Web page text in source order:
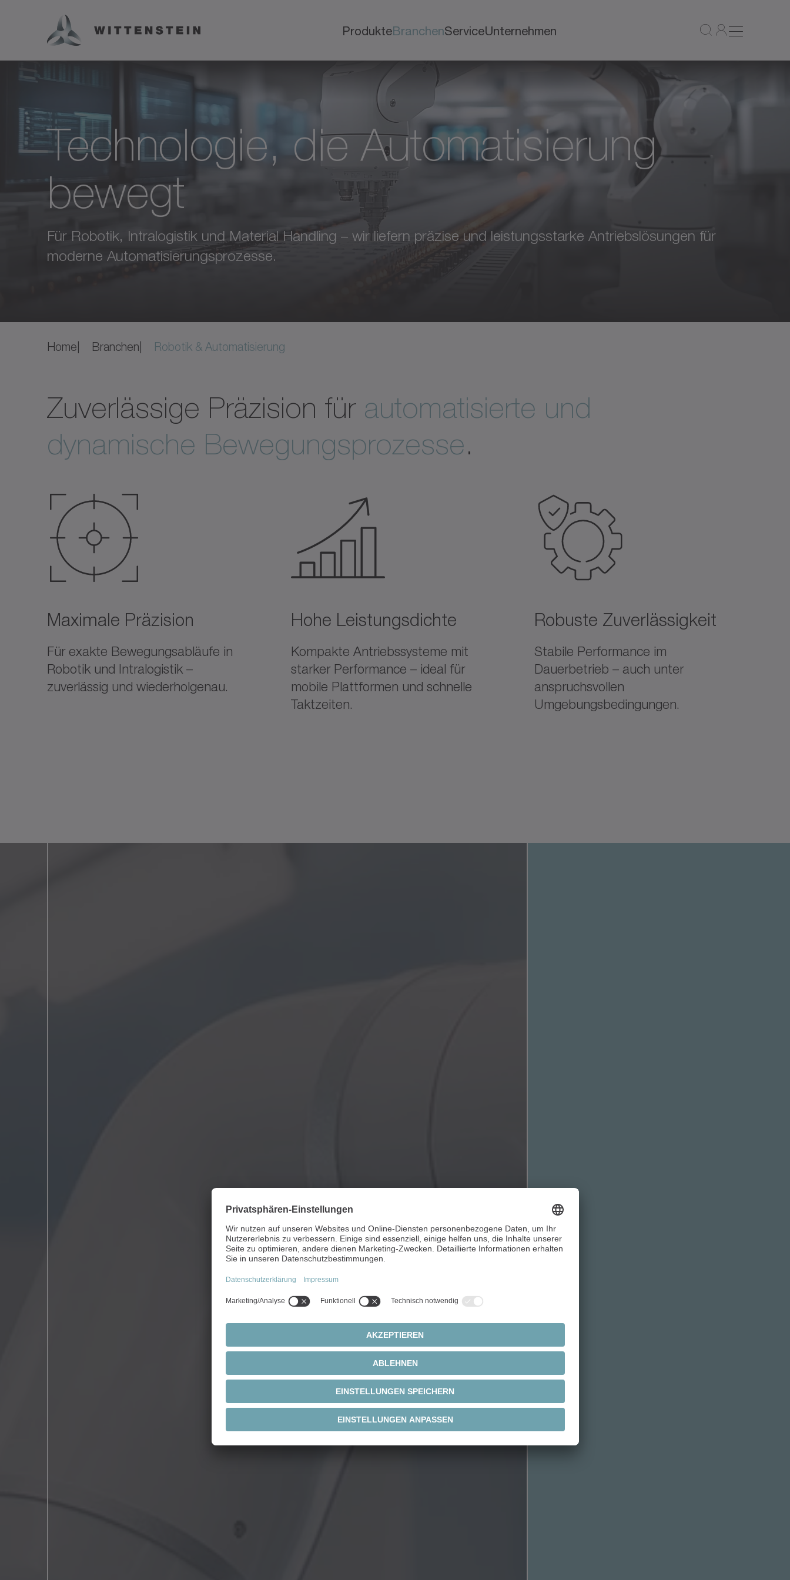
ProdukteBranchenServiceUnternehmen
Technologie, die Automatisierung
bewegt
Für Robotik, Intralogistik und Material Handling – wir liefern präzise und leistungsstarke Antriebslösungen für
moderne Automatisierungsprozesse.
Home Branchen Robotik & Automatisierung
Zuverlässige Präzision für automatisierte und
dynamische Bewegungsprozesse.
Maximale Präzision
Für exakte Bewegungsabläufe in
Robotik und Intralogistik –
zuverlässig und wiederholgenau.
Hohe Leistungsdichte
Kompakte Antriebssysteme mit
starker Performance – ideal für
mobile Plattformen und schnelle
Taktzeiten.
Robuste Zuverlässigkeit
Stabile Performance im
Dauerbetrieb – auch unter
anspruchsvollen
Umgebungsbedingungen.